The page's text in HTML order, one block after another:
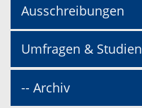
Ausschreibungen
Umfragen & Studien
-- Archiv